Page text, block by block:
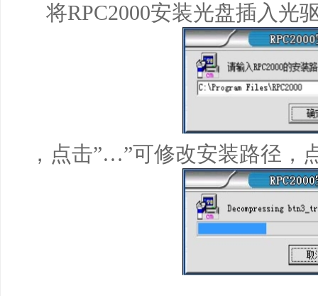
将RPC2000安装光盘插入光
，点击”…”可修改安装路径，